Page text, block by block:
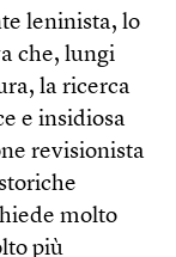
leninista, lo
che, lungi
la ricerca
e insidiosa
revisionista
molto
più